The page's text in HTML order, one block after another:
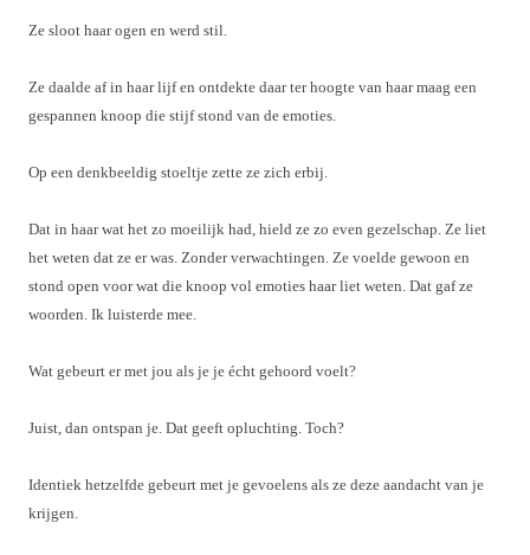
Ze sloot haar ogen en werd stil.
Ze daalde af in haar lijf en ontdekte daar ter hoogte van haar maag een
gespannen knoop die stijf stond van de emoties.
Op een denkbeeldig stoeltje zette ze zich erbij.
Dat in haar wat het zo moeilijk had, hield ze zo even gezelschap. Ze liet
het weten dat ze er was. Zonder verwachtingen. Ze voelde gewoon en
stond open voor wat die knoop vol emoties haar liet weten. Dat gaf ze
woorden. Ik luisterde mee.
Wat gebeurt er met jou als je je écht gehoord voelt?
Juist, dan ontspan je. Dat geeft opluchting. Toch?
Identiek hetzelfde gebeurt met je gevoelens als ze deze aandacht van je
krijgen.